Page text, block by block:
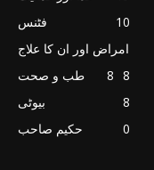
فٹنس
10
امراض اور ان کا علاج
8
طب و صحت
8
بیوٹی
8
حکیم صاحب
0